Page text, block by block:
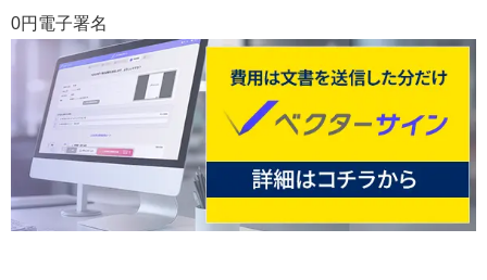
0円電子署名